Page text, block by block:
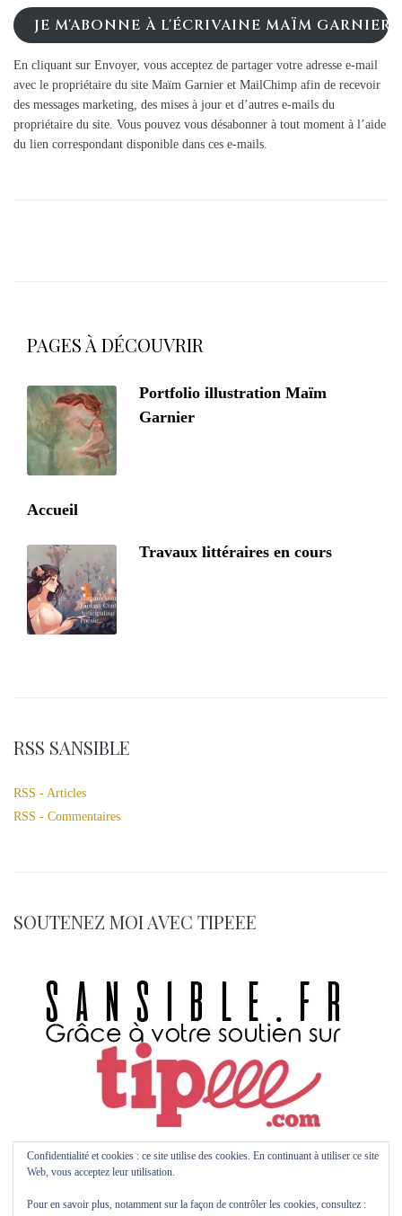
JE M'ABONNE À L'ÉCRIVAINE MAÏM GARNIER
En cliquant sur Envoyer, vous acceptez de partager votre adresse e-mail
avec le propriétaire du site Maïm Garnier et MailChimp afin de recevoir
des messages marketing, des mises à jour et d’autres e-mails du
propriétaire du site. Vous pouvez vous désabonner à tout moment à l’aide
du lien correspondant disponible dans ces e-mails.
PAGES À DÉCOUVRIR
Portfolio illustration Maïm
Garnier
Accueil
Travaux littéraires en cours
RSS SANSIBLE
RSS - Articles
RSS - Commentaires
SOUTENEZ MOI AVEC TIPEEE
Confidentialité et cookies : ce site utilise des cookies. En continuant à utiliser ce site
Web, vous acceptez leur utilisation.
Pour en savoir plus, notamment sur la façon de contrôler les cookies, consultez :